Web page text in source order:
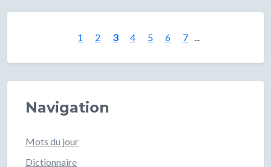
1 2 3 4 5 6 7 ...
Navigation
Mots du jour
Dictionnaire